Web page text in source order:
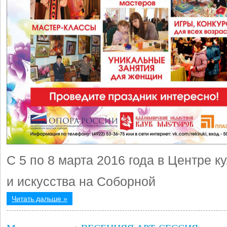
С 5 по 8 марта 2016 года в Центре
и искусства на Соборной
Читать дальше »